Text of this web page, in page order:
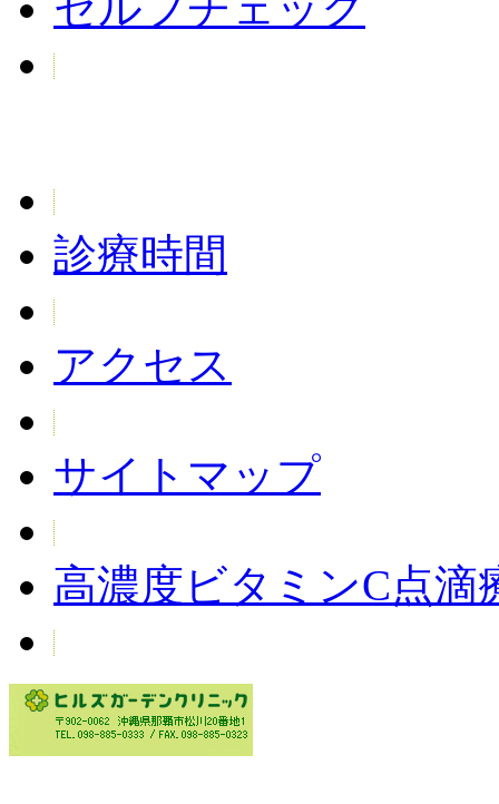
診療時間
アクセス
サイトマップ
高濃度ビタミンC点滴